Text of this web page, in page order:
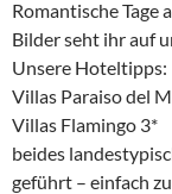
Romantische Tage
Bilder seht ihr auf
Unsere Hoteltipps:
Villas Paraiso del
Villas Flamingo 3*
beides
geführt – einfach